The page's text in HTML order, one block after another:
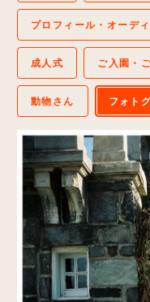
STUDIO
スタジオ情報
RESERVE
ご予約フォーム
instagram
インスタグラム
WORKS
写真館以外のお仕事
RENTAL
着物レンタル
CONTACT
お問い合わせ
プロフィール・オーデ
成人式 ご入園・
動物さん フォト